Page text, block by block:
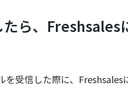
ら、Freshsales
受信した際に、Freshsales